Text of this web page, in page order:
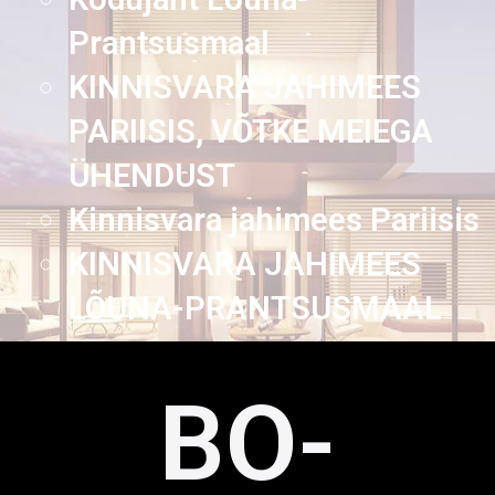
Prantsusmaal
KINNISVARA JAHIMEES
PARIISIS, VÕTKE MEIEGA
ÜHENDUST
Kinnisvara jahimees Pariisis
KINNISVARA JAHIMEES
LÕUNA-PRANTSUSMAAL
BO-